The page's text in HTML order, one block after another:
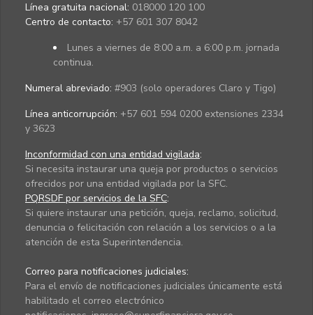
Línea gratuita nacional: 018000 120 100
Centro de contacto: +57 601 307 8042
Lunes a viernes de 8:00 a.m. a 6:00 p.m. jornada
continua.
Numeral abreviado: #903 (solo operadores Claro y Tigo)
Línea anticorrupción: +57 601 594 0200 extensiones 2334
y 3623
Inconformidad con una entidad vigilada:
Si necesita instaurar una queja por productos o servicios
ofrecidos por una entidad vigilada por la SFC.
PQRSDF por servicios de la SFC:
Si quiere instaurar una petición, queja, reclamo, solicitud,
denuncia o felicitación con relación a los servicios o a la
atención de esta Superintendencia.
Correo para notificaciones judiciales:
Para el envío de notificaciones judiciales únicamente está
habilitado el correo electrónico